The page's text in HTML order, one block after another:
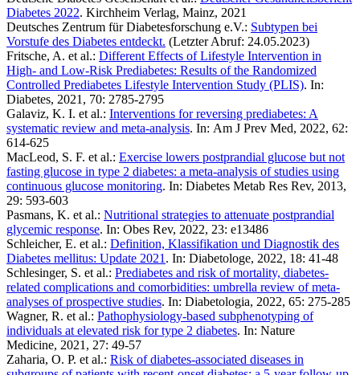
Diabetes 2022. Kirchheim Verlag, Mainz, 2021
Deutsches Zentrum für Diabetesforschung e.V.: Subtypen bei
Vorstufe des Diabetes entdeckt. (Letzter Abruf: 24.05.2023)
Fritsche, A. et al.: Different Effects of Lifestyle Intervention in
High- and Low-Risk Prediabetes: Results of the Randomized
Controlled Prediabetes Lifestyle Intervention Study (PLIS). In:
Diabetes, 2021, 70: 2785-2795
Galaviz, K. I. et al.: Interventions for reversing prediabetes: A
systematic review and meta-analysis. In: Am J Prev Med, 2022, 62:
614-625
MacLeod, S. F. et al.: Exercise lowers postprandial glucose but not
fasting glucose in type 2 diabetes: a meta-analysis of studies using
continuous glucose monitoring. In: Diabetes Metab Res Rev, 2013,
29: 593-603
Pasmans, K. et al.: Nutritional strategies to attenuate postprandial
glycemic response. In: Obes Rev, 2022, 23: e13486
Schleicher, E. et al.: Definition, Klassifikation und Diagnostik des
Diabetes mellitus: Update 2021 . In: Diabetologe, 2022, 18: 41-48
Schlesinger, S. et al.: Prediabetes and risk of mortality, diabetes-
related complications and comorbidities: umbrella review of meta-
analyses of prospective studies. In: Diabetologia, 2022, 65: 275-285
Wagner, R. et al.: Pathophysiology-based subphenotyping of
individuals at elevated risk for type 2 diabetes. In: Nature
Medicine, 2021, 27: 49-57
Zaharia, O. P. et al.: Risk of diabetes-associated diseases in